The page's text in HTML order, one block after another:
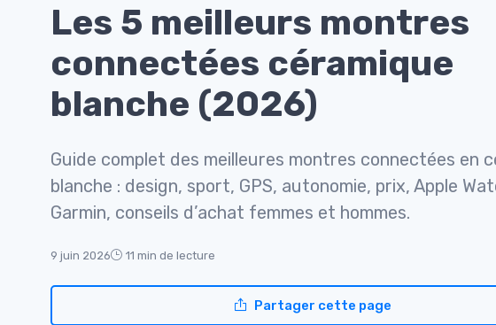
Les 5 meilleurs montres
connectées céramique
blanche (2026)
Guide complet des meilleures montres connectées en
blanche : design, sport, GPS, autonomie, prix, Apple
Garmin, conseils d’achat femmes et hommes.
9 juin 2026 11 min de lecture
Partager cette page